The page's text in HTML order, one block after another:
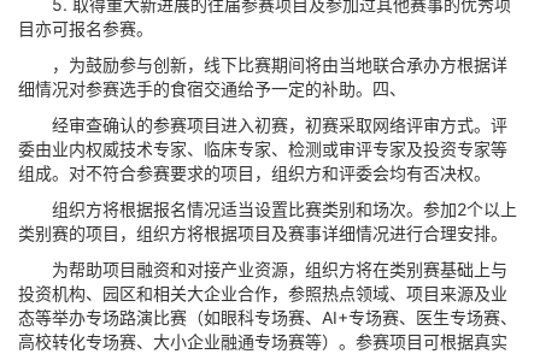
5. 取得重大新进展的往届参赛项目及参加过其他赛事的优秀项
目亦可报名参赛。
，为鼓励参与创新，线下比赛期间将由当地联合承办方根据详
细情况对参赛选手的食宿交通给予一定的补助。四、
经审查确认的参赛项目进入初赛，初赛采取网络评审方式。评
委由业内权威技术专家、临床专家、检测或审评专家及投资专家等
组成。对不符合参赛要求的项目，组织方和评委会均有否决权。
组织方将根据报名情况适当设置比赛类别和场次。参加2个以上
类别赛的项目，组织方将根据项目及赛事详细情况进行合理安排。
为帮助项目融资和对接产业资源，组织方将在类别赛基础上与
投资机构、园区和相关大企业合作，参照热点领域、项目来源及业
态等举办专场路演比赛（如眼科专场赛、AI+专场赛、医生专场赛、
高校转化专场赛、大小企业融通专场赛等）。参赛项目可根据真实